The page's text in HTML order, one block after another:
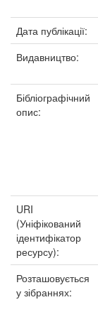
Дата публікації:
Видавництво:
Бібліографічний
опис:
URI
(Уніфікований
ідентифікатор
ресурсу):
Розташовується
у зібраннях: